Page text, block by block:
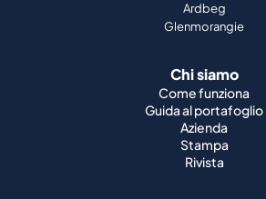
Ardbeg
Glenmorangie
Chi siamo
Come funziona
Guida al portafoglio
Azienda
Stampa
Rivista